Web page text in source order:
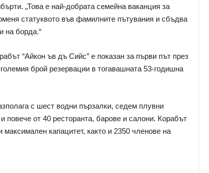
„Това е най-добрата семейна ваканция за
статуквото във фамилните пътувания и сбъдва
на борда.“
“Айкон ъв дъ Сийс” е показан за първи път през
брой резервации в тогавашната 53-годишна
с шест водни пързалки, седем плувни
повече от 40 ресторанта, барове и салони. Корабът
капацитет, както и 2350 членове на